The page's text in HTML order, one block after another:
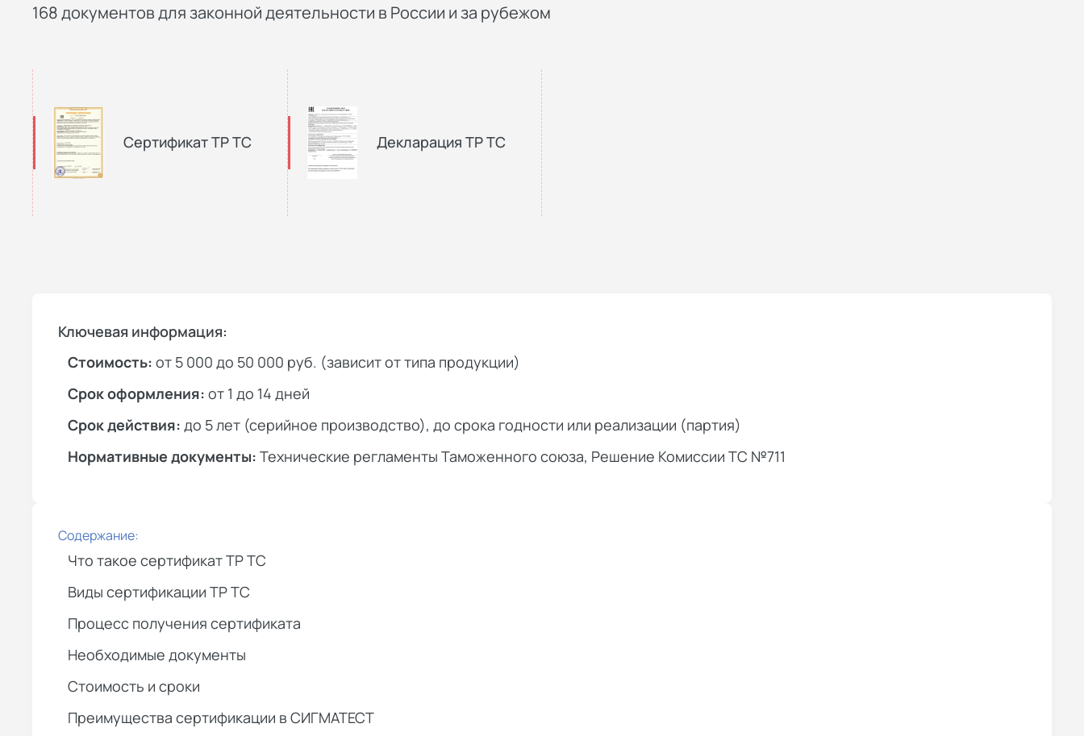
168 документов для законной деятельности в России и за рубежом
Сертификат ТР ТС Декларация ТР ТС
Ключевая информация:
Стоимость: от 5 000 до 50 000 руб. (зависит от типа продукции)
Срок оформления: от 1 до 14 дней
Срок действия: до 5 лет (серийное производство), до срока годности или реализации (партия)
Нормативные документы: Технические регламенты Таможенного союза, Решение Комиссии ТС №711
Содержание:
Что такое сертификат ТР ТС
Виды сертификации ТР ТС
Процесс получения сертификата
Необходимые документы
Стоимость и сроки
Преимущества сертификации в СИГМАТЕСТ